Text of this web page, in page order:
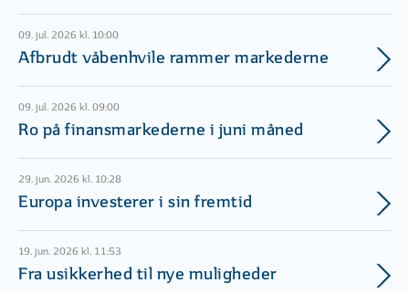
09. jul. 2026 kl. 10:00
Afbrudt våbenhvile rammer markederne
09. jul. 2026 kl. 09:00
Ro på finansmarkederne i juni måned
29. jun. 2026 kl. 10:28
Europa investerer i sin fremtid
19. jun. 2026 kl. 11:53
Fra usikkerhed til nye muligheder